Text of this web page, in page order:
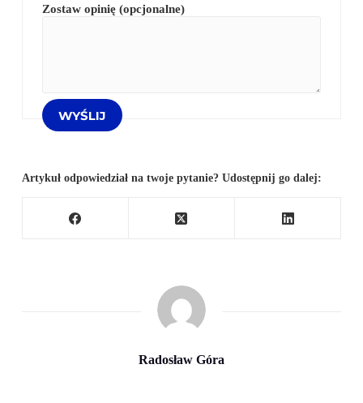
Zostaw opinię (opcjonalne)
Artykuł odpowiedział na twoje pytanie? Udostępnij go dalej:
Radosław Góra